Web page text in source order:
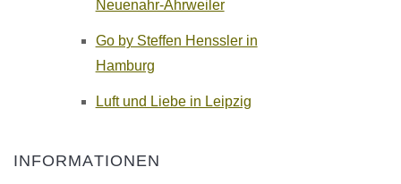
Neuenahr-Ahrweiler
Go by Steffen Henssler in
Hamburg
Luft und Liebe in Leipzig
INFORMATIONEN